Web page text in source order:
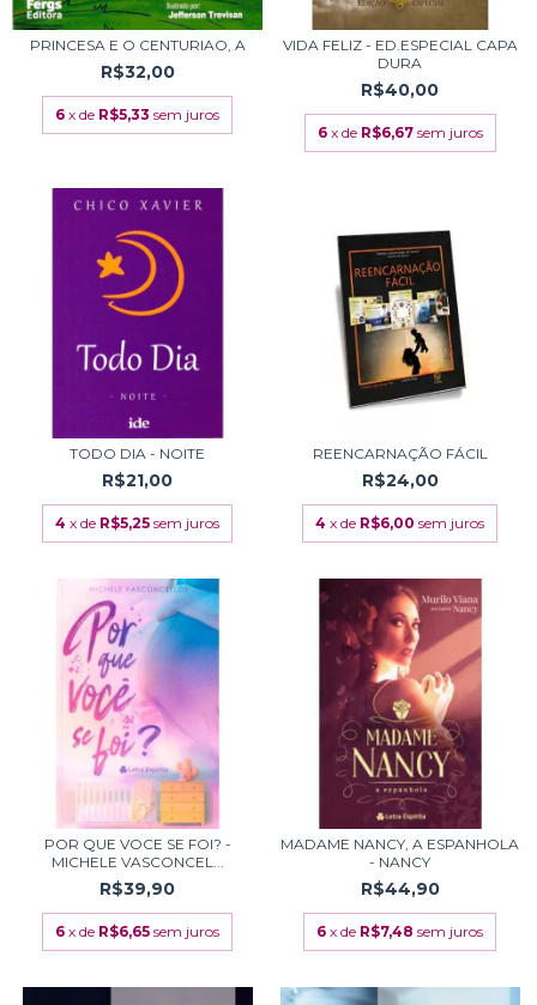
PRINCESA E O CENTURIAO, A
R$32,00
6 x de R$5,33 sem juros
VIDA FELIZ - ED.ESPECIAL CAPA
DURA
R$40,00
6 x de R$6,67 sem juros
TODO DIA - NOITE
R$21,00
4 x de R$5,25 sem juros
REENCARNAÇÃO FÁCIL
R$24,00
4 x de R$6,00 sem juros
POR QUE VOCE SE FOI? -
MICHELE VASCONCEL...
R$39,90
6 x de R$6,65 sem juros
MADAME NANCY, A ESPANHOLA
- NANCY
R$44,90
6 x de R$7,48 sem juros